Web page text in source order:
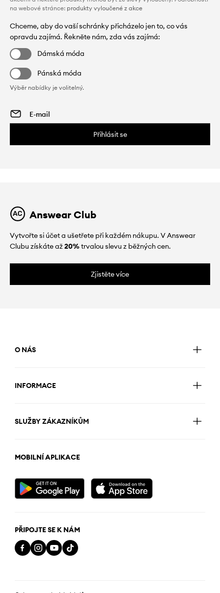
na webové stránce: produkty vyloučené z akce
Chceme, aby do vaší schránky přicházelo jen to, co vás
opravdu zajímá. Řekněte nám, zda vás zajímá:
Dámská móda
Pánská móda
Výběr nabídky je volitelný.
Přihlásit se
Answear Club
Vytvořte si účet a ušetřete při každém nákupu. V Answear
Clubu získáte až20%trvalou slevu z běžných cen.
Zjistěte více
O NÁS
INFORMACE
SLUŽBY ZÁKAZNÍKŮM
MOBILNÍ APLIKACE
PŘIPOJTE SE K NÁM